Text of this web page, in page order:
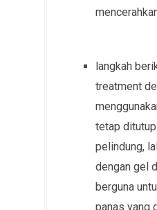
langkah
treatment
tetap
pelindung,
dengan gel
berguna
panas yang